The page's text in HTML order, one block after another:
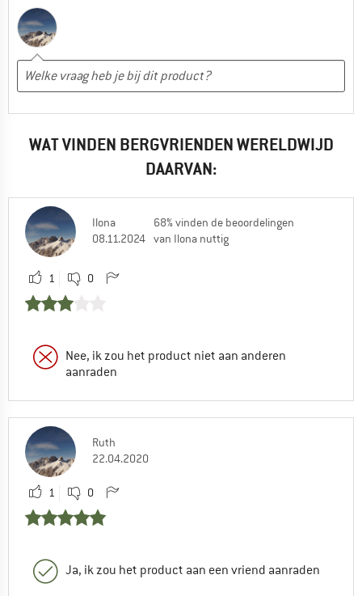
WAT VINDEN BERGVRIENDEN WERELDWIJD
DAARVAN:
Ilona
08.11.2024
68% vinden de beoordelingen
van Ilona nuttig
1 0
Nee, ik zou het product niet aan anderen
aanraden
Ruth
22.04.2020
1 0
Ja, ik zou het product aan een vriend aanraden